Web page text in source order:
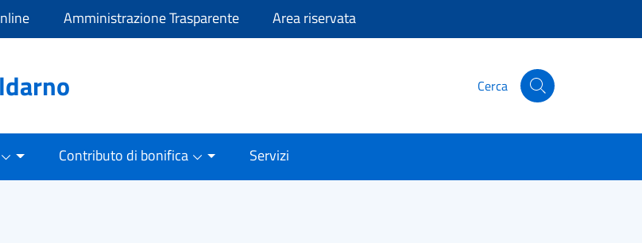
Amministrazione Trasparente Area riservata
Cerca Cerca nel sito
Contributo di bonifica Servizi